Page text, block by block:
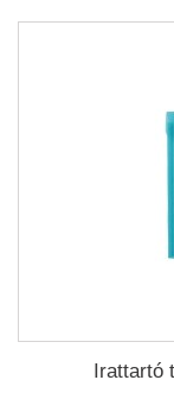
Irattartó